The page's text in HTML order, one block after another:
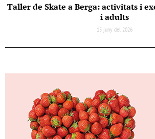
Taller de Skate a Berga: activitats i
i adults
15 juny del 2026